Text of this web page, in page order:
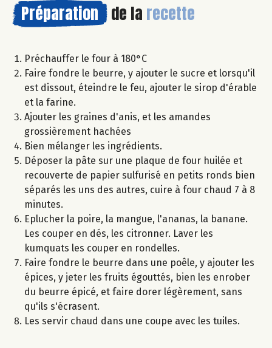
Préparation de la recette
Préchauffer le four à 180°C
Faire fondre le beurre, y ajouter le sucre et lorsqu'il
est dissout, éteindre le feu, ajouter le sirop d'érable
et la farine.
Ajouter les graines d'anis, et les amandes
grossièrement hachées
Bien mélanger les ingrédients.
Déposer la pâte sur une plaque de four huilée et
recouverte de papier sulfurisé en petits ronds bien
séparés les uns des autres, cuire à four chaud 7 à 8
minutes.
Eplucher la poire, la mangue, l'ananas, la banane.
Les couper en dés, les citronner. Laver les
kumquats les couper en rondelles.
Faire fondre le beurre dans une poêle, y ajouter les
épices, y jeter les fruits égouttés, bien les enrober
du beurre épicé, et faire dorer légèrement, sans
qu'ils s'écrasent.
Les servir chaud dans une coupe avec les tuiles.